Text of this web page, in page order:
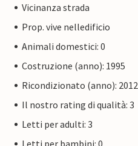
Vicinanza strada
Prop. vive nelledificio
Animali domestici: 0
Costruzione (anno): 1995
Ricondizionato (anno): 2012
Il nostro rating di qualità: 3
Letti per adulti: 3